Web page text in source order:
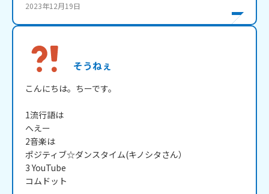
2023年12月19日
そうねぇ
こんにちは。ちーです。
1流行語は
へえー
2音楽は
ポジティブ☆ダンスタイム(キノシタさん）
3 YouTube
コムドット